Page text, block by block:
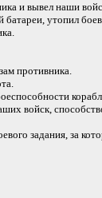
и вывел наши
утопил
противника.
войск,
задания, за